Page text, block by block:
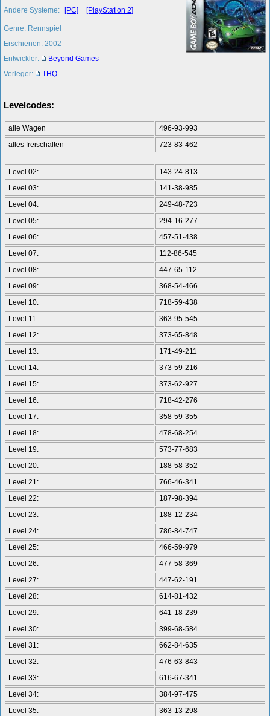
Andere Systeme: [PC] [PlayStation 2]
Genre: Rennspiel
Erschienen: 2002
Entwickler:
Beyond Games
Verleger:
THQ
Levelcodes:
alle Wagen
496-93-993
alles freischalten
723-83-462
Level 02:
143-24-813
Level 03:
141-38-985
Level 04:
249-48-723
Level 05:
294-16-277
Level 06:
457-51-438
Level 07:
112-86-545
Level 08:
447-65-112
Level 09:
368-54-466
Level 10:
718-59-438
Level 11:
363-95-545
Level 12:
373-65-848
Level 13:
171-49-211
Level 14:
373-59-216
Level 15:
373-62-927
Level 16:
718-42-276
Level 17:
358-59-355
Level 18:
478-68-254
Level 19:
573-77-683
Level 20:
188-58-352
Level 21:
766-46-341
Level 22:
187-98-394
Level 23:
188-12-234
Level 24:
786-84-747
Level 25:
466-59-979
Level 26:
477-58-369
Level 27:
447-62-191
Level 28:
614-81-432
Level 29:
641-18-239
Level 30:
399-68-584
Level 31:
662-84-635
Level 32:
476-63-843
Level 33:
616-67-341
Level 34:
384-97-475
Level 35:
363-13-298